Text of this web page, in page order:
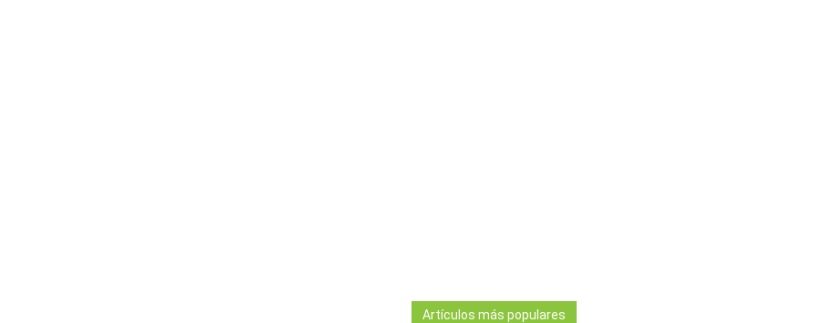
Artículos más populares